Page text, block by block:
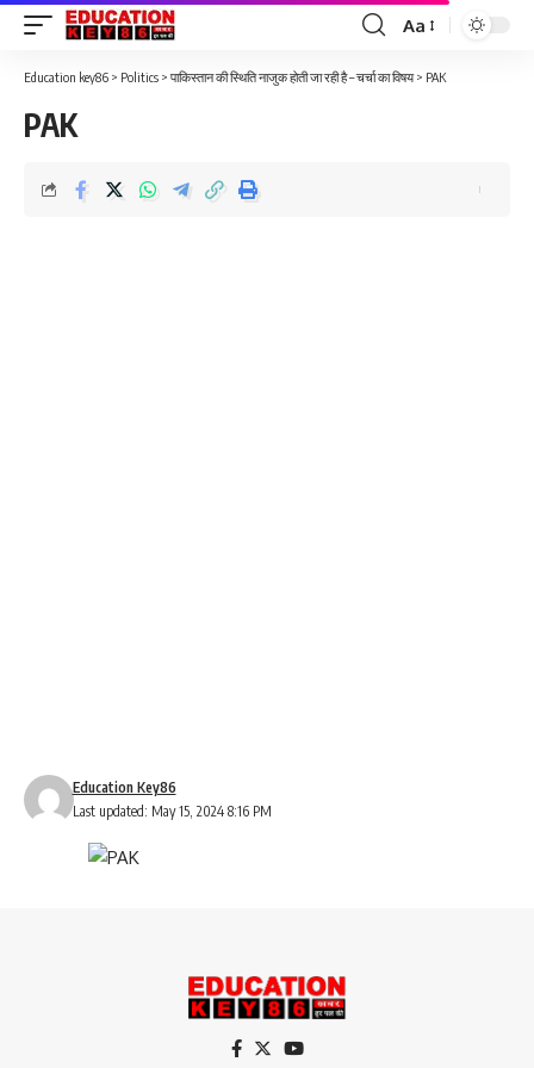
Font
Resizer
Aa
Education key86 > Politics > पाकिस्तान की स्थिति नाजुक होती जा रही है – चर्चा का विषय> PAK
PAK
Last updated: May 15, 2024 8:16 PM
Education Key86